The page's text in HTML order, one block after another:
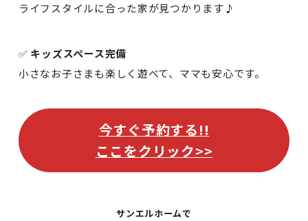
ライフスタイルに合った家が見つかります♪
✅ キッズスペース完備
小さなお子さまも楽しく遊べて、ママも安心です。
今すぐ予約する!!
ここをクリック>>
サンエルホームで